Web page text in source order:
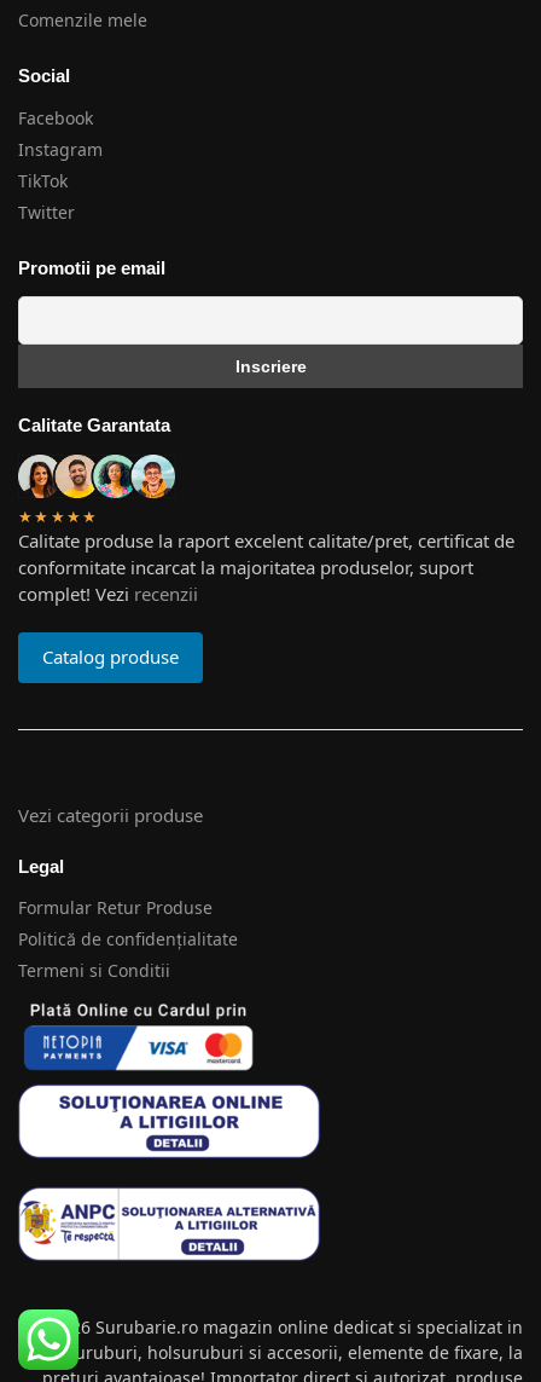
Comenzile mele
Social
Facebook
Instagram
TikTok
Twitter
Promotii pe email
Calitate Garantata
★★★★★
Calitate produse la raport excelent calitate/pret, certificat de
conformitate incarcat la majoritatea produselor, suport
complet! Vezi recenzii
Catalog produse
Vezi categorii produse
Legal
Formular Retur Produse
Politică de confidențialitate
Termeni si Conditii
© 2026 Surubarie.ro magazin online dedicat si specializat in
suruburi, holsuruburi si accesorii, elemente de fixare, la
preturi avantajoase! Importator direct si autorizat, produse